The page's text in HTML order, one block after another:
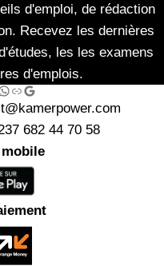
d'emploi, de rédaction
Recevez les dernières
les les examens
d'emplois.
Link Google
682 44 70 58